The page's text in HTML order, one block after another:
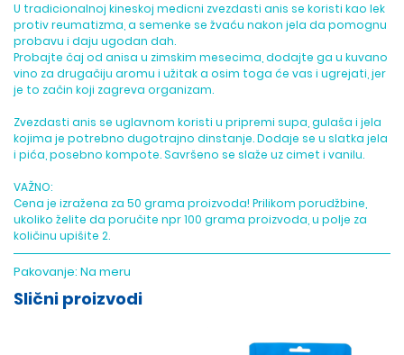
U tradicionalnoj kineskoj medicni zvezdasti anis se koristi kao lek
protiv reumatizma, a semenke se žvaću nakon jela da pomognu
probavu i daju ugodan dah.
Probajte čaj od anisa u zimskim mesecima, dodajte ga u kuvano
vino za drugačiju aromu i užitak a osim toga će vas i ugrejati, jer
je to začin koji zagreva organizam.
Zvezdasti anis se uglavnom koristi u pripremi supa, gulaša i jela
kojima je potrebno dugotrajno dinstanje. Dodaje se u slatka jela
i pića, posebno kompote. Savršeno se slaže uz cimet i vanilu.
VAŽNO:
Cena je izražena za 50 grama proizvoda! Prilikom porudžbine,
ukoliko želite da poručite npr 100 grama proizvoda, u polje za
količinu upišite 2.
Pakovanje:Na meru
Slični proizvodi